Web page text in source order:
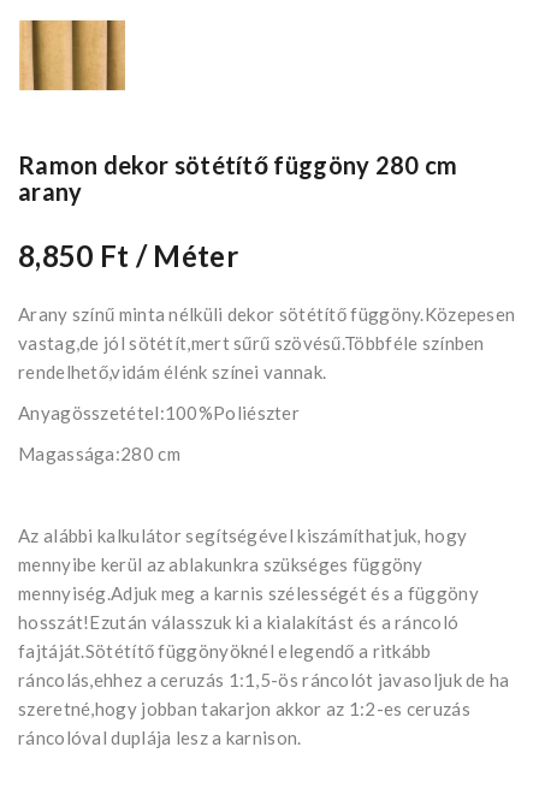
Ramon dekor sötétítő függöny 280 cm
arany
8,850 Ft / Méter
Arany színű minta nélküli dekor sötétítő függöny.Közepesen
vastag,de jól sötétít,mert sűrű szövésű.Többféle színben
rendelhető,vidám élénk színei vannak.
Anyagösszetétel:100%Poliészter
Magassága:280 cm
Az alábbi kalkulátor segítségével kiszámíthatjuk, hogy
mennyibe kerül az ablakunkra szükséges függöny
mennyiség.Adjuk meg a karnis szélességét és a függöny
hosszát!Ezután válasszuk ki a kialakítást és a ráncoló
fajtáját.Sötétítő függönyöknél elegendő a ritkább
ráncolás,ehhez a ceruzás 1:1,5-ös ráncolót javasoljuk de ha
szeretné,hogy jobban takarjon akkor az 1:2-es ceruzás
ráncolóval duplája lesz a karnison.